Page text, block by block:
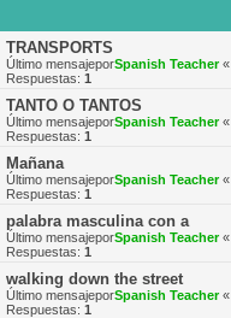
TRANSPORTS
Último mensajeporSpanish Teacher«
Respuestas: 1
TANTO O TANTOS
Último mensajeporSpanish Teacher«
Respuestas: 1
Mañana
Último mensajeporSpanish Teacher«
Respuestas: 1
palabra masculina con a
Último mensajeporSpanish Teacher«
Respuestas: 1
walking down the street
Último mensajeporSpanish Teacher«
Respuestas: 1